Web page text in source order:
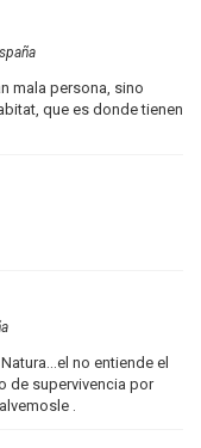
mala persona, sino
que es donde tienen
no entiende el
de supervivencia por
.